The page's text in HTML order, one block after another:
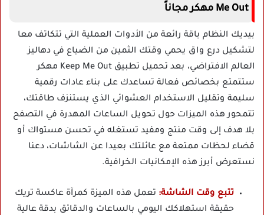
Me Out مهكر مجاناً
بيديك النظام باقة رائعة من الأدوات العملية التي تتكاتف معا
لتشكيل درع واق يحمي وقتك الثمين من الضياع في دهاليز
العالم الافتراضي، بعد تحميل تطبيق Keep Me Out مهكر
ستتمتع بخصائص فعالة تساعدك على بناء عادات رقمية
سليمة وتقليل الاستخدام العشوائي الذي يستنزف طاقتك،
تتمحور هذه الميزات حول تحويل الساعات المهدرة في التصفح
بلا هدف إلى وقت منتج ومفيد تستغله في تحسن مستواك أو
قضاء لحظات ممتعة مع عائلتك بعيدا عن الشاشات، دعنا
نستعرض أبرز هذه الإمكانيات الخرافية.
تتبع وقت الشاشة: تعمل هذه الميزة كمرآة عاكسة تريك
حقيقة استهلاكك اليومي بالساعات والدقائق بدقة عالية